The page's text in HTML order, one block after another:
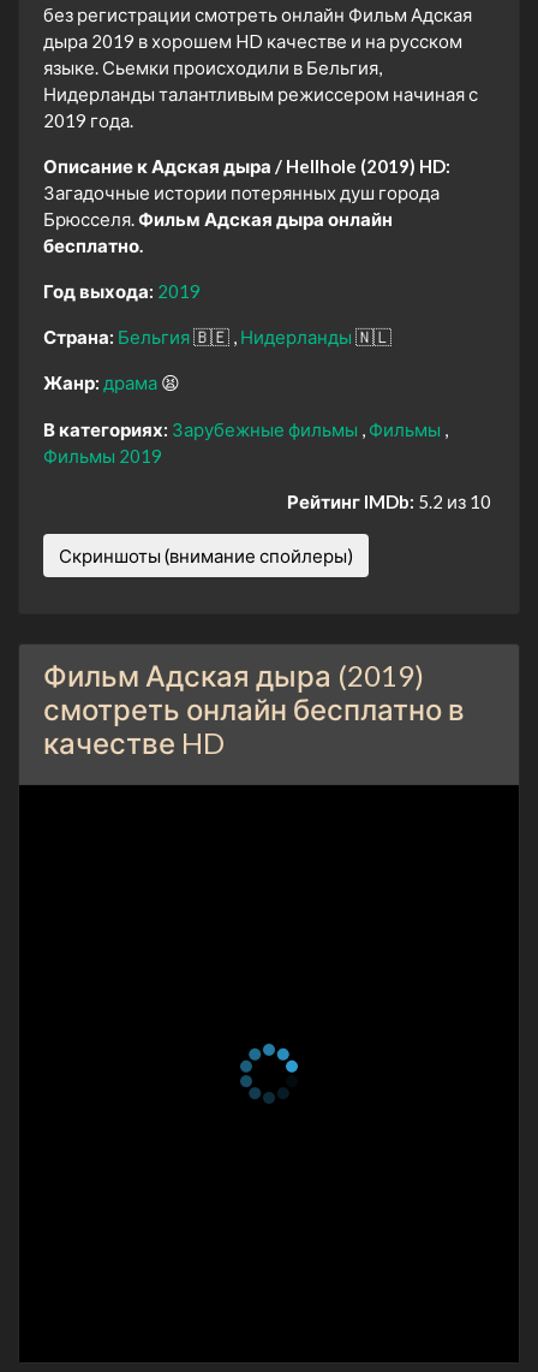
без регистрации смотреть онлайн Фильм Адская
дыра 2019 в хорошем HD качестве и на русском
языке. Сьемки происходили в Бельгия,
Нидерланды талантливым режиссером начиная с
2019 года.
Описание к Адская дыра / Hellhole (2019) HD:
Загадочные истории потерянных душ города
Брюсселя.Фильм Адская дыра онлайн
бесплатно.
Год выхода: 2019
Страна: Бельгия🇧🇪 Нидерланды 🇳🇱
Жанр: драма 😫
В категориях: Зарубежные фильмы
Фильмы
Фильмы 2019
Рейтинг IMDb: 5.2 из 10
Скриншоты (внимание спойлеры)
Фильм Адская дыра (2019)
смотреть онлайн бесплатно в
качестве HD